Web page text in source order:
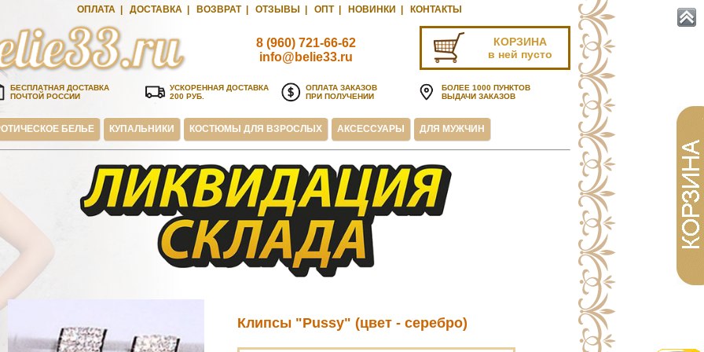
ОПЛАТА| ДОСТАВКА| ВОЗВРАТ| ОТЗЫВЫ ОПТ| НОВИНКИ КОНТАКТЫ
8 (960) 721-66-62
info@belie33.ru
КОРЗИНА
в ней пусто
БЕСПЛАТНАЯ ДОСТАВКА
ПОЧТОЙ РОССИИ
УСКОРЕННАЯ ДОСТАВКА
200 РУБ.
ОПЛАТА ЗАКАЗОВ
ПРИ ПОЛУЧЕНИИ
БОЛЕЕ 1000 ПУНКТОВ
ВЫДАЧИ ЗАКАЗОВ
БЕЛЬЕ КУПАЛЬНИКИ КОСТЮМЫ ДЛЯ ВЗРОСЛЫХ АКСЕССУАРЫ ДЛЯ МУЖЧИН
Клипсы "Pussy" (цвет - серебро)